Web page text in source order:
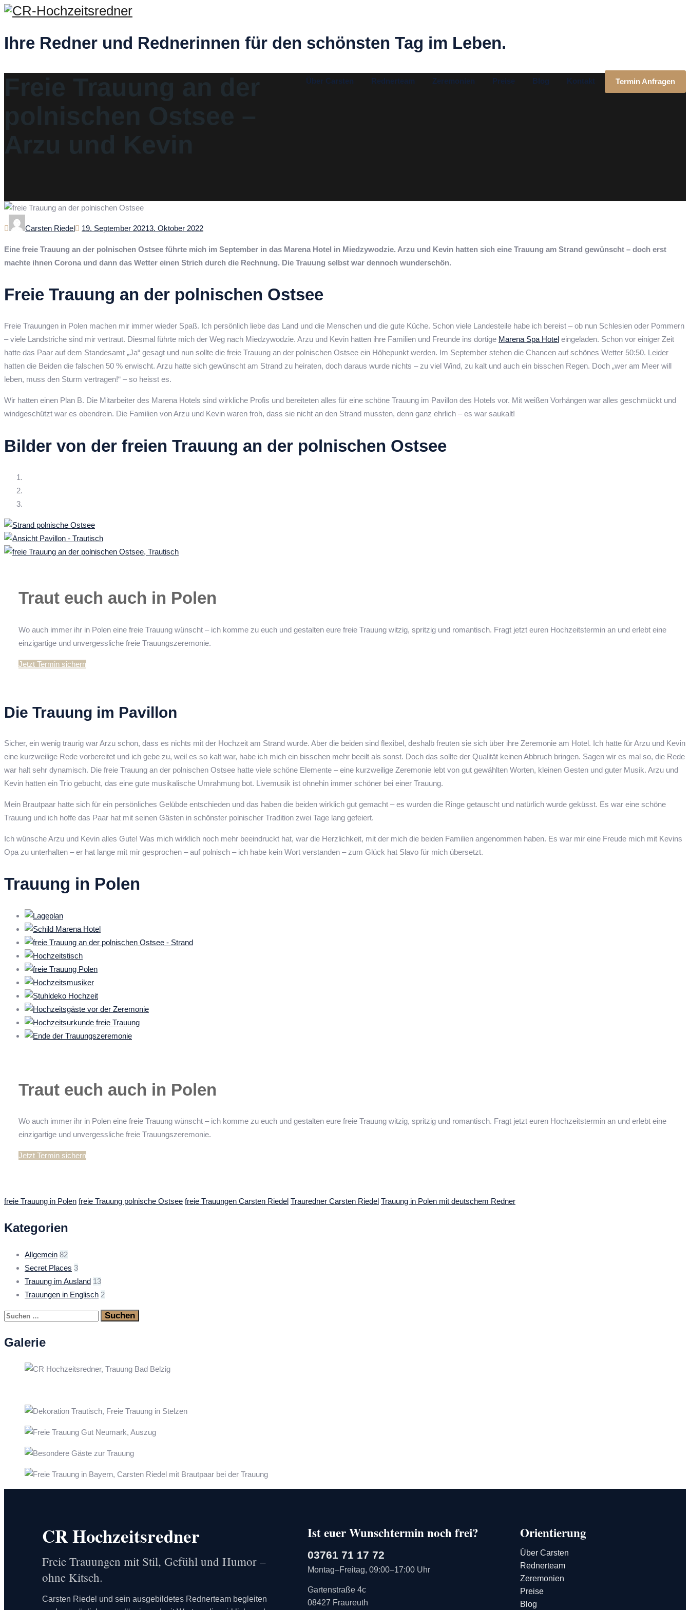
Ihre Redner und Rednerinnen für den schönsten Tag im Leben.
Über Carsten Rednerteam Zeremonien Preise Blog Kontakt Termin Anfragen
Carsten Riedel
on
19. September 20213. Oktober 2022
Eine freie Trauung an der polnischen Ostsee führte mich im September in das Marena Hotel in Miedzywodzie. Arzu und Kevin hatten sich eine Trauung am Strand gewünscht – doch erst
machte ihnen Corona und dann das Wetter einen Strich durch die Rechnung. Die Trauung selbst war dennoch wunderschön.
Freie Trauung an der polnischen Ostsee
Freie Trauungen in Polen machen mir immer wieder Spaß. Ich persönlich liebe das Land und die Menschen und die gute Küche. Schon viele Landesteile habe ich bereist – ob nun Schlesien oder Pommern
– viele Landstriche sind mir vertraut. Diesmal führte mich der Weg nach Miedzywodzie. Arzu und Kevin hatten ihre Familien und Freunde ins dortige Marena Spa Hotel eingeladen. Schon vor einiger Zeit
hatte das Paar auf dem Standesamt „Ja“ gesagt und nun sollte die freie Trauung an der polnischen Ostsee ein Höhepunkt werden. Im September stehen die Chancen auf schönes Wetter 50:50. Leider
hatten die Beiden die falschen 50 % erwischt. Arzu hatte sich gewünscht am Strand zu heiraten, doch daraus wurde nichts – zu viel Wind, zu kalt und auch ein bisschen Regen. Doch „wer am Meer will
leben, muss den Sturm vertragen!“ – so heisst es.
Wir hatten einen Plan B. Die Mitarbeiter des Marena Hotels sind wirkliche Profis und bereiteten alles für eine schöne Trauung im Pavillon des Hotels vor. Mit weißen Vorhängen war alles geschmückt und
windgeschützt war es obendrein. Die Familien von Arzu und Kevin waren froh, dass sie nicht an den Strand mussten, denn ganz ehrlich – es war saukalt!
Bilder von der freien Trauung an der polnischen Ostsee
Traut euch auch in Polen
Wo auch immer ihr in Polen eine freie Trauung wünscht – ich komme zu euch und gestalten eure freie Trauung witzig, spritzig und romantisch. Fragt jetzt euren Hochzeitstermin an und erlebt eine
einzigartige und unvergessliche freie Trauungszeremonie.
Jetzt Termin sichern
Die Trauung im Pavillon
Sicher, ein wenig traurig war Arzu schon, dass es nichts mit der Hochzeit am Strand wurde. Aber die beiden sind flexibel, deshalb freuten sie sich über ihre Zeremonie am Hotel. Ich hatte für Arzu und Kevin
eine kurzweilige Rede vorbereitet und ich gebe zu, weil es so kalt war, habe ich mich ein bisschen mehr beeilt als sonst. Doch das sollte der Qualität keinen Abbruch bringen. Sagen wir es mal so, die Rede
war halt sehr dynamisch. Die freie Trauung an der polnischen Ostsee hatte viele schöne Elemente – eine kurzweilige Zeremonie lebt von gut gewählten Worten, kleinen Gesten und guter Musik. Arzu und
Kevin hatten ein Trio gebucht, das eine gute musikalische Umrahmung bot. Livemusik ist ohnehin immer schöner bei einer Trauung.
Mein Brautpaar hatte sich für ein persönliches Gelübde entschieden und das haben die beiden wirklich gut gemacht – es wurden die Ringe getauscht und natürlich wurde geküsst. Es war eine schöne
Trauung und ich hoffe das Paar hat mit seinen Gästen in schönster polnischer Tradition zwei Tage lang gefeiert.
Ich wünsche Arzu und Kevin alles Gute! Was mich wirklich noch mehr beeindruckt hat, war die Herzlichkeit, mit der mich die beiden Familien angenommen haben. Es war mir eine Freude mich mit Kevins
Opa zu unterhalten – er hat lange mit mir gesprochen – auf polnisch – ich habe kein Wort verstanden – zum Glück hat Slavo für mich übersetzt.
Trauung in Polen
Traut euch auch in Polen
Wo auch immer ihr in Polen eine freie Trauung wünscht – ich komme zu euch und gestalten eure freie Trauung witzig, spritzig und romantisch. Fragt jetzt euren Hochzeitstermin an und erlebt eine
einzigartige und unvergessliche freie Trauungszeremonie.
Jetzt Termin sichern
freie Trauung in Polen freie Trauung polnische Ostsee freie Trauungen Carsten Riedel Trauredner Carsten Riedel Trauung in Polen mit deutschem Redner
Kategorien
Allgemein 82
Secret Places 3
Trauung im Ausland 13
Trauungen in Englisch 2
Suchen
Galerie
CR Hochzeitsredner
Freie Trauungen mit Stil, Gefühl und Humor –
ohne Kitsch.
Carsten Riedel und sein ausgebildetes Rednerteam begleiten
Ist euer Wunschtermin noch frei?
03761 71 17 72
Montag–Freitag, 09:00–17:00 Uhr
Gartenstraße 4c
08427 Fraureuth
Orientierung
Über Carsten
Rednerteam
Zeremonien
Preise
Blog